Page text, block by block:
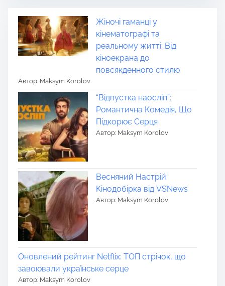
Жіночі гаманці у
кінематографі та
реальному житті: Від
кіноекрана до
повсякденного стилю
Автор: Maksym Korolov
“Відпустка наосліп”:
Романтична Комедія, Що
Підкорює Серця
Автор: Maksym Korolov
Весняний Настрій:
Кінодобірка від VSNews
Автор: Maksym Korolov
Оновлений рейтинг Netflix: ТОП стрічок, що
завоювали українське серце
Автор: Maksym Korolov